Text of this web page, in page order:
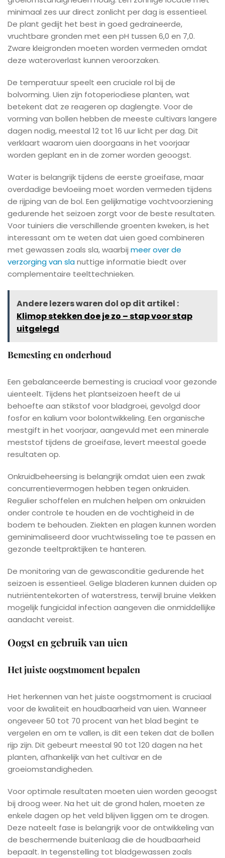
minimaal zes uur direct zonlicht per dag is essentieel.
De plant gedijt het best in goed gedraineerde,
vruchtbare gronden met een pH tussen 6,0 en 7,0.
Zware kleigronden moeten worden vermeden omdat
deze wateroverlast kunnen veroorzaken.
De temperatuur speelt een cruciale rol bij de
bolvorming. Uien zijn fotoperiodiese planten, wat
betekent dat ze reageren op daglengte. Voor de
vorming van bollen hebben de meeste cultivars langere
dagen nodig, meestal 12 tot 16 uur licht per dag. Dit
verklaart waarom uien doorgaans in het voorjaar
worden geplant en in de zomer worden geoogst.
Water is belangrijk tijdens de eerste groeifase, maar
overdadige bevloeiing moet worden vermeden tijdens
de rijping van de bol. Een gelijkmatige vochtvoorziening
gedurende het seizoen zorgt voor de beste resultaten.
Voor tuiniers die verschillende groenten kweken, is het
interessant om te weten dat uien goed combineren
met gewassen zoals sla, waarbij meer over de
verzorging van slanuttige informatie biedt over
complementaire teelttechnieken.
Andere lezers waren dol op dit artikel :
Klimop stekken doe je zo – stap voor stap
uitgelegd
Bemesting en onderhoud
Een gebalanceerde bemesting is cruciaal voor gezonde
uienteelt. Tijdens het plantseizoen heeft de ui
behoefte aan stikstof voor bladgroei, gevolgd door
fosfor en kalium voor bolontwikkeling. Een organische
mestgift in het voorjaar, aangevuld met een minerale
meststof tijdens de groeifase, levert meestal goede
resultaten op.
Onkruidbeheersing is belangrijk omdat uien een zwak
concurrentievermogen hebben tegen onkruiden.
Regulier schoffelen en mulchen helpen om onkruiden
onder controle te houden en de vochtigheid in de
bodem te behouden. Ziekten en plagen kunnen worden
geminimaliseerd door vruchtwisseling toe te passen en
gezonde teeltpraktijken te hanteren.
De monitoring van de gewasconditie gedurende het
seizoen is essentieel. Gelige bladeren kunnen duiden op
nutriëntentekorten of waterstress, terwijl bruine vlekken
mogelijk fungicidal infection aangeven die onmiddellijke
aandacht vereist.
Oogst en gebruik van uien
Het juiste oogstmoment bepalen
Het herkennen van het juiste oogstmoment is cruciaal
voor de kwaliteit en houdbaarheid van uien. Wanneer
ongeveer 50 tot 70 procent van het blad begint te
vergelen en om te vallen, is dit een teken dat de bollen
rijp zijn. Dit gebeurt meestal 90 tot 120 dagen na het
planten, afhankelijk van het cultivar en de
groeiomstandigheden.
Voor optimale resultaten moeten uien worden geoogst
bij droog weer. Na het uit de grond halen, moeten ze
enkele dagen op het veld blijven liggen om te drogen.
Deze nateelt fase is belangrijk voor de ontwikkeling van
de beschermende buitenlaag die de houdbaarheid
bepaalt. In tegenstelling tot bladgewassen zoals